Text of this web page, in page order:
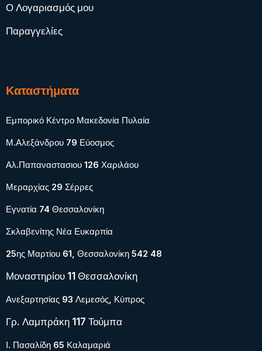
Ο Λογαριασμός μου
Παραγγελίες
Καταστήματα
Εμπορικό Κέντρο Μακεδονία Πυλαία
Μ.Αλεξάνδρου 79 Εύοσμος
Αλ.Παπαναστασιου 126 Χαριλάου
Μεραρχίας 29 Σέρρες
Εγνατία 74 Θεσσαλονίκη
Σκλαβενίτης Νέα Ευκαρπία
25ης Μαρτίου 61, Θεσσαλονίκη 542 48
Μοναστηρίου 11 Θεσσαλονίκη
Ανεξαρτησίας 93 Λεμεσός, Κύπρος
Γρ. Λαμπράκη 117 Τούμπα
Ι. Πασαλίδη 65 Καλαμαριά